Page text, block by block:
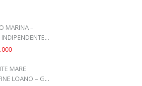
MARINA –
MARE
LOANO – G...